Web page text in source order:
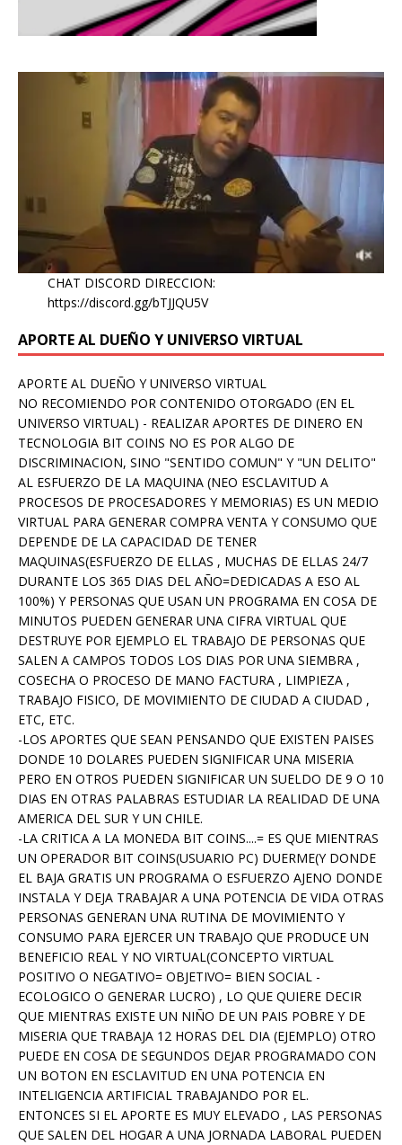
CHAT DISCORD DIRECCION:
https://discord.gg/bTJJQU5V
APORTE AL DUEÑO Y UNIVERSO VIRTUAL
APORTE AL DUEÑO Y UNIVERSO VIRTUAL
NO RECOMIENDO POR CONTENIDO OTORGADO (EN EL
UNIVERSO VIRTUAL) - REALIZAR APORTES DE DINERO EN
TECNOLOGIA BIT COINS NO ES POR ALGO DE
DISCRIMINACION, SINO "SENTIDO COMUN" Y "UN DELITO"
AL ESFUERZO DE LA MAQUINA (NEO ESCLAVITUD A
PROCESOS DE PROCESADORES Y MEMORIAS) ES UN MEDIO
VIRTUAL PARA GENERAR COMPRA VENTA Y CONSUMO QUE
DEPENDE DE LA CAPACIDAD DE TENER
MAQUINAS(ESFUERZO DE ELLAS , MUCHAS DE ELLAS 24/7
DURANTE LOS 365 DIAS DEL AÑO=DEDICADAS A ESO AL
100%) Y PERSONAS QUE USAN UN PROGRAMA EN COSA DE
MINUTOS PUEDEN GENERAR UNA CIFRA VIRTUAL QUE
DESTRUYE POR EJEMPLO EL TRABAJO DE PERSONAS QUE
SALEN A CAMPOS TODOS LOS DIAS POR UNA SIEMBRA ,
COSECHA O PROCESO DE MANO FACTURA , LIMPIEZA ,
TRABAJO FISICO, DE MOVIMIENTO DE CIUDAD A CIUDAD ,
ETC, ETC.
-LOS APORTES QUE SEAN PENSANDO QUE EXISTEN PAISES
DONDE 10 DOLARES PUEDEN SIGNIFICAR UNA MISERIA
PERO EN OTROS PUEDEN SIGNIFICAR UN SUELDO DE 9 O 10
DIAS EN OTRAS PALABRAS ESTUDIAR LA REALIDAD DE UNA
AMERICA DEL SUR Y UN CHILE.
-LA CRITICA A LA MONEDA BIT COINS....= ES QUE MIENTRAS
UN OPERADOR BIT COINS(USUARIO PC) DUERME(Y DONDE
EL BAJA GRATIS UN PROGRAMA O ESFUERZO AJENO DONDE
INSTALA Y DEJA TRABAJAR A UNA POTENCIA DE VIDA OTRAS
PERSONAS GENERAN UNA RUTINA DE MOVIMIENTO Y
CONSUMO PARA EJERCER UN TRABAJO QUE PRODUCE UN
BENEFICIO REAL Y NO VIRTUAL(CONCEPTO VIRTUAL
POSITIVO O NEGATIVO= OBJETIVO= BIEN SOCIAL -
ECOLOGICO O GENERAR LUCRO) , LO QUE QUIERE DECIR
QUE MIENTRAS EXISTE UN NIÑO DE UN PAIS POBRE Y DE
MISERIA QUE TRABAJA 12 HORAS DEL DIA (EJEMPLO) OTRO
PUEDE EN COSA DE SEGUNDOS DEJAR PROGRAMADO CON
UN BOTON EN ESCLAVITUD EN UNA POTENCIA EN
INTELIGENCIA ARTIFICIAL TRABAJANDO POR EL.
ENTONCES SI EL APORTE ES MUY ELEVADO , LAS PERSONAS
QUE SALEN DEL HOGAR A UNA JORNADA LABORAL PUEDEN